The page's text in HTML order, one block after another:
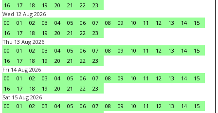
16
17 18 19 20 21 22
23
Wed 12 Aug 2026
00
01 02 03 04 05 06 07 08 09 10 11 12 13 14
15
16
17 18 19 20 21 22
23
Thu 13 Aug 2026
00
01 02 03 04 05 06 07 08 09 10 11 12 13 14
15
16
17 18 19 20 21 22
23
Fri 14 Aug 2026
00
01 02 03 04 05 06 07 08 09 10 11 12 13 14
15
16
17 18 19 20 21 22
23
Sat 15 Aug 2026
00
01 02 03 04 05 06 07 08 09 10 11 12 13 14
15